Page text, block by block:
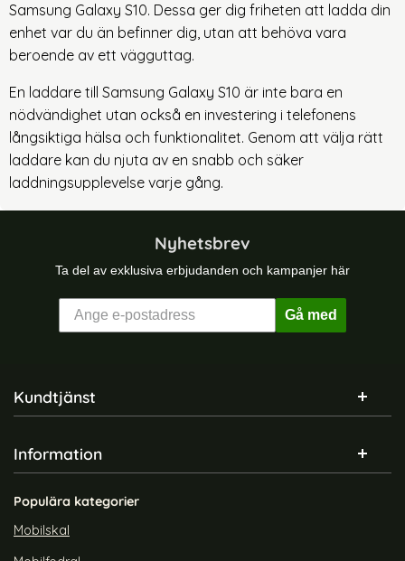
Samsung Galaxy S10. Dessa ger dig friheten att ladda din
enhet var du än befinner dig, utan att behöva vara
beroende av ett vägguttag.
En laddare till Samsung Galaxy S10 är inte bara en
nödvändighet utan också en investering i telefonens
långsiktiga hälsa och funktionalitet. Genom att välja rätt
laddare kan du njuta av en snabb och säker
laddningsupplevelse varje gång.
Nyhetsbrev
Ta del av exklusiva erbjudanden och kampanjer här
Gå med
Sidfot Blandad info och länkar
Kundtjänst
Information
Populära kategorier
Mobilskal